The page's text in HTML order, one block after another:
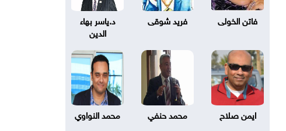
فاتن الخولى فريد شوقى
د.ياسر بهاء
الدين
ايمن صلاح محمد حنفي محمد النواوي